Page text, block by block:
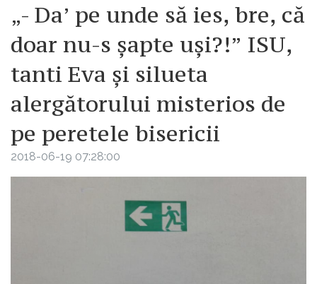
„- Da’ pe unde să ies, bre, că
doar nu-s șapte uși?!” ISU,
tanti Eva și silueta
alergătorului misterios de
pe peretele bisericii
2018-06-19 07:28:00